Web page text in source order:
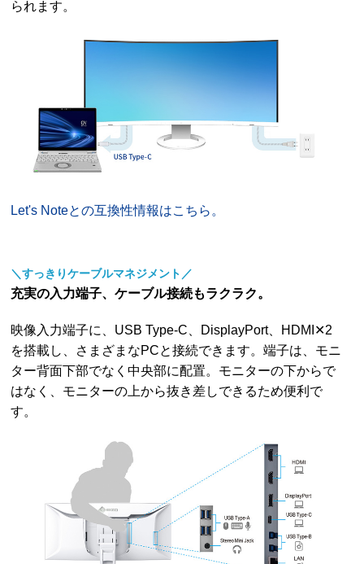
られます。
Let's Noteとの互換性情報はこちら。
＼すっきりケーブルマネジメント／
充実の入力端子、ケーブル接続もラクラク。
映像入力端子に、USB Type-C、DisplayPort、HDMI✕2
を搭載し、さまざまなPCと接続できます。端子は、モニ
ター背面下部でなく中央部に配置。モニターの下からで
はなく、モニターの上から抜き差しできるため便利で
す。